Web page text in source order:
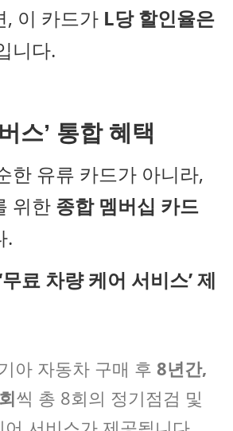
, 이 카드가 L당 할인율은
니다.
스’ 통합 혜택
한 유류 카드가 아니라,
위한 종합 멤버십 카드
.
료 차량 케어 서비스’ 제
아 자동차 구매 후 8년간,
씩 총 8회의 정기점검 및